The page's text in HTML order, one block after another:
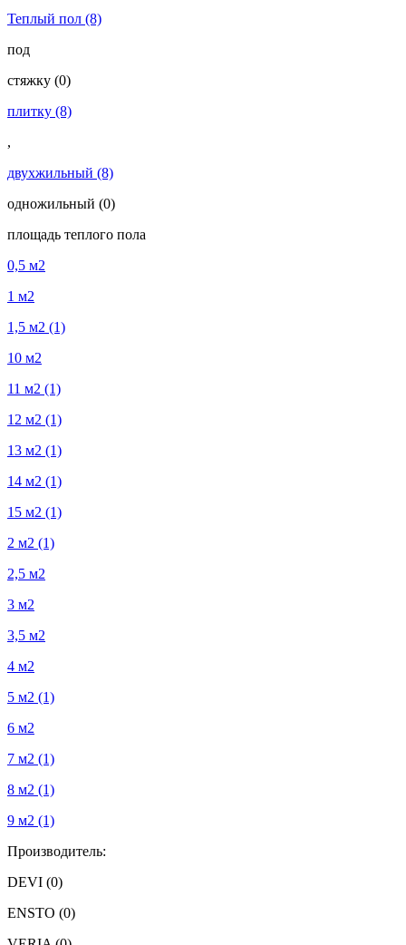
Теплый пол (8)
под
cтяжку (0)
плитку (8)
,
двухжильный (8)
одножильный (0)
площадь теплого пола
0,5 м2
1 м2
1,5 м2 (1)
10 м2
11 м2 (1)
12 м2 (1)
13 м2 (1)
14 м2 (1)
15 м2 (1)
2 м2 (1)
2,5 м2
3 м2
3,5 м2
4 м2
5 м2 (1)
6 м2
7 м2 (1)
8 м2 (1)
9 м2 (1)
Производитель:
DEVI (0)
ENSTO (0)